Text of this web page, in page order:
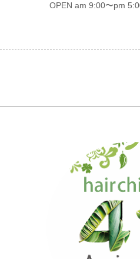
OPEN am 9:00〜pm